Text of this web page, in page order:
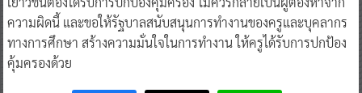
ความผิดนี้ และขอให้รัฐบาลสนับสนุนการทำงานของครูและบุคลากร
ทางการศึกษา สร้างความมั่นใจในการทำงาน ให้ครูได้รับการปกป้อง
คุ้มครองด้วย